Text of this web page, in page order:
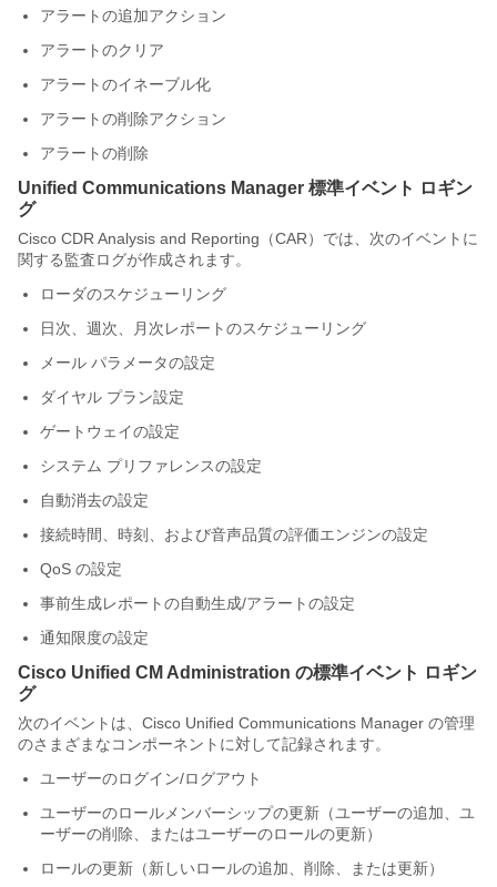
アラートの追加アクション
アラートのクリア
アラートのイネーブル化
アラートの削除アクション
アラートの削除
Unified Communications Manager 標準イベント ロギン
グ
Cisco CDR Analysis and Reporting（CAR）では、次のイベントに
関する監査ログが作成されます。
ローダのスケジューリング
日次、週次、月次レポートのスケジューリング
メール パラメータの設定
ダイヤル プラン設定
ゲートウェイの設定
システム プリファレンスの設定
自動消去の設定
接続時間、時刻、および音声品質の評価エンジンの設定
QoS の設定
事前生成レポートの自動生成/アラートの設定
通知限度の設定
Cisco Unified CM Administration の標準イベント ロギン
グ
次のイベントは、Cisco Unified Communications Manager の管理
のさまざまなコンポーネントに対して記録されます。
ユーザーのログイン/ログアウト
ユーザーのロールメンバーシップの更新（ユーザーの追加、ユ
ーザーの削除、またはユーザーのロールの更新）
ロールの更新（新しいロールの追加、削除、または更新）